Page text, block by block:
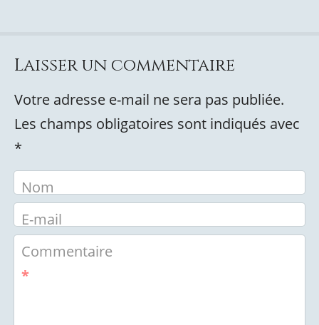
Laisser un commentaire
Votre adresse e-mail ne sera pas publiée.
Les champs obligatoires sont indiqués avec
*
Nom
E-mail
Commentaire
*